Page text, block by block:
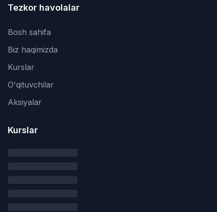
Tezkor havolalar
Bosh sahifa
Biz haqimizda
Kurslar
O'qituvchilar
Aksiyalar
Kurslar